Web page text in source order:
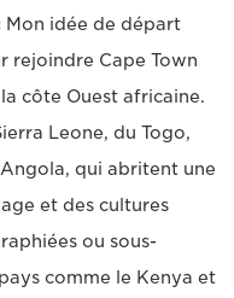
Mon idée de départ
rejoindre Cape Town
côte Ouest africaine.
Leone, du Togo,
qui abritent une
et des cultures
ou sous-
comme le Kenya et